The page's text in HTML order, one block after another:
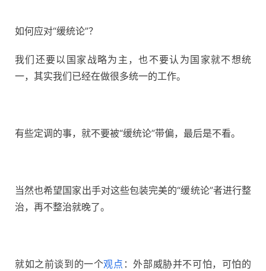
如何应对“缓统论”？
我们还要以国家战略为主，也不要认为国家就不想统
一，其实我们已经在做很多统一的工作。
有些定调的事，就不要被“缓统论”带偏，最后是不看。
当然也希望国家出手对这些包装完美的“缓统论”者进行整
治，再不整治就晚了。
就如之前谈到的一个观点 ：外部威胁并不可怕，可怕的